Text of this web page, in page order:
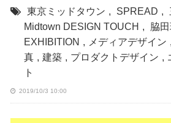
東京ミッドタウン , SPREAD ,
Midtown DESIGN TOUCH , 脇
EXHIBITION , メディアデザイン ,
真 , 建築 , プロダクトデザイン ,
ト
2019/10/3 10:00